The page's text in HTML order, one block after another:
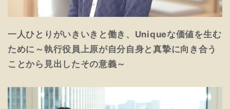
一人ひとりがいきいきと働き、Uniqueな価値を生む
ために～執行役員上原が自分自身と真摯に向き合う
ことから見出したその意義～